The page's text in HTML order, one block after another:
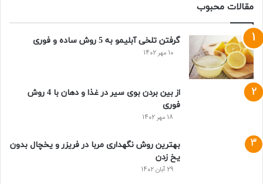
مقالات محبوب
گرفتن تلخی آبلیمو به 5 روش ساده و فوری
10 مهر 1402
از بین بردن بوی سیر در غذا و دهان با 4 روش
فوری
18 مهر 1402
بهترین روش نگهداری مربا در فریزر و یخچال بدون
یخ زدن
29 آبان 1402